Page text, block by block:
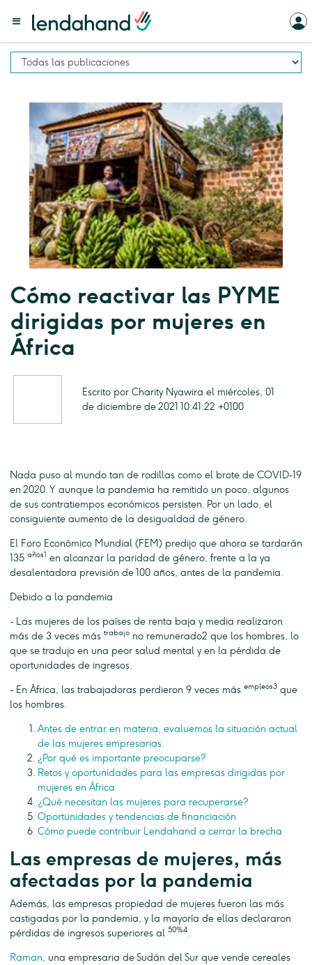
Cómo reactivar las PYME
dirigidas por mujeres en
África
Escrito por Charity Nyawira el miércoles, 01
de diciembre de 2021 10:41:22 +0100
Nada puso al mundo tan de rodillas como el brote de COVID-19
en 2020. Y aunque la pandemia ha remitido un poco, algunos
de sus contratiempos económicos persisten. Por un lado, el
consiguiente aumento de la desigualdad de género.
El Foro Económico Mundial (FEM) predijo que ahora se tardarán
135 años1 en alcanzar la paridad de género, frente a la ya
desalentadora previsión de 100 años, antes de la pandemia.
Debido a la pandemia
- Las mujeres de los países de renta baja y media realizaron
más de 3 veces más trabajo no remunerado2 que los hombres, lo
que se tradujo en una peor salud mental y en la pérdida de
oportunidades de ingresos.
- En África, las trabajadoras perdieron 9 veces más empleos3 que
los hombres.
Antes de entrar en materia, evaluemos la situación actual
de las mujeres empresarias
¿Por qué es importante preocuparse?
Retos y oportunidades para las empresas dirigidas por
mujeres en África
¿Qué necesitan las mujeres para recuperarse?
Oportunidades y tendencias de financiación
Cómo puede contribuir Lendahand a cerrar la brecha
Las empresas de mujeres, más
afectadas por la pandemia
Además, las empresas propiedad de mujeres fueron las más
castigadas por la pandemia, y la mayoría de ellas declararon
pérdidas de ingresos superiores al 50%4.
Raman, una empresaria de Sudán del Sur que vende cereales